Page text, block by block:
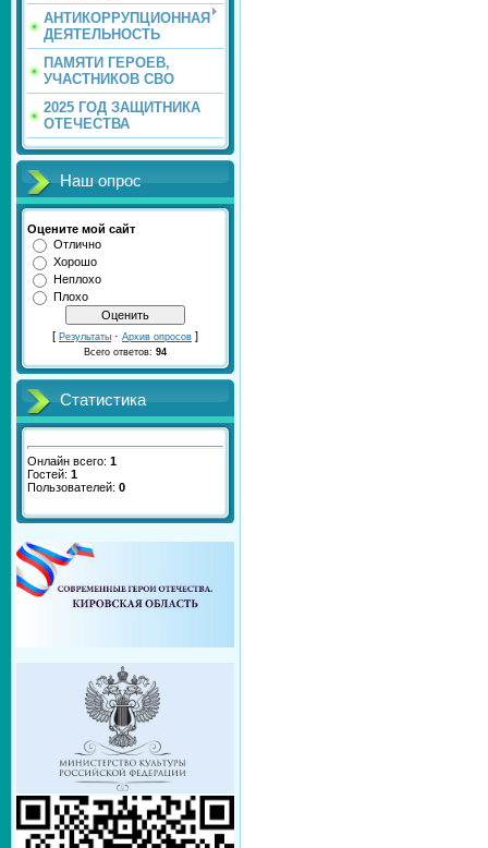
АНТИКОРРУПЦИОННАЯ
ДЕЯТЕЛЬНОСТЬ
ПАМЯТИ ГЕРОЕВ,
УЧАСТНИКОВ СВО
2025 ГОД ЗАЩИТНИКА
ОТЕЧЕСТВА
Наш опрос
Оцените мой сайт
Отлично
Хорошо
Неплохо
Плохо
[ Результаты · Архив опросов ]
Всего ответов: 94
Статистика
Онлайн всего: 1
Гостей: 1
Пользователей: 0